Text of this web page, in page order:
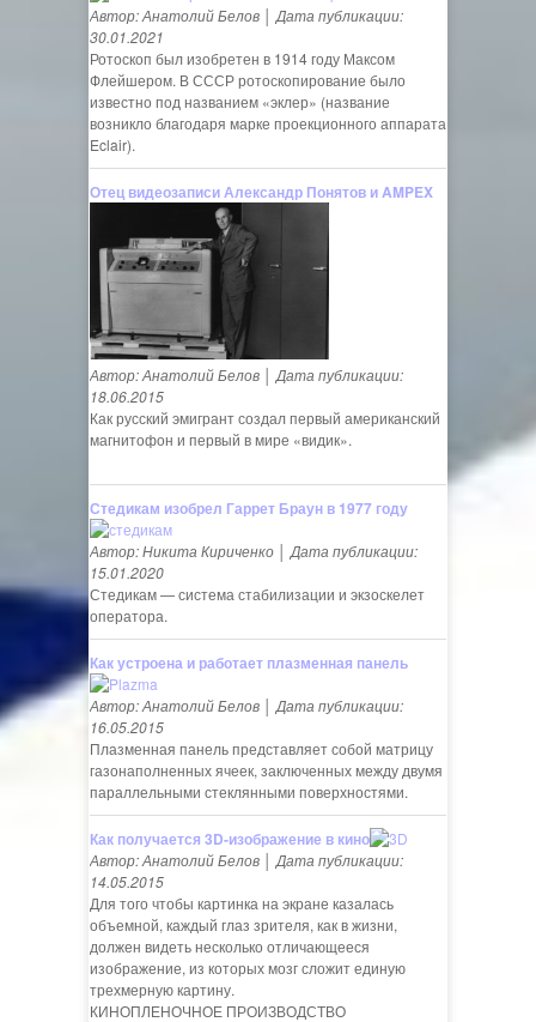
Автор: Анатолий Белов │ Дата публикации:
30.01.2021
Ротоскоп был изобретен в 1914 году Максом
Флейшером. В СССР ротоскопирование было
известно под названием «эклер» (название
возникло благодаря марке проекционного аппарата
Eclair).
Отец видеозаписи Александр Понятов и AMPEX
Автор: Анатолий Белов │ Дата публикации:
18.06.2015
Как русский эмигрант создал первый американский
магнитофон и первый в мире «видик».
Стедикам изобрел Гаррет Браун в 1977 году
Автор: Никита Кириченко │ Дата публикации:
15.01.2020
Стедикам — система стабилизации и экзоскелет
оператора.
Как устроена и работает плазменная панель
Автор: Анатолий Белов │ Дата публикации:
16.05.2015
Плазменная панель представляет собой матрицу
газонаполненных ячеек, заключенных между двумя
параллельными стеклянными поверхностями.
Как получается 3D-изображение в кино
Автор: Анатолий Белов │ Дата публикации:
14.05.2015
Для того чтобы картинка на экране казалась
объемной, каждый глаз зрителя, как в жизни,
должен видеть несколько отличающееся
изображение, из которых мозг сложит единую
трехмерную картину.
КИНОПЛЕНОЧНОЕ ПРОИЗВОДСТВО